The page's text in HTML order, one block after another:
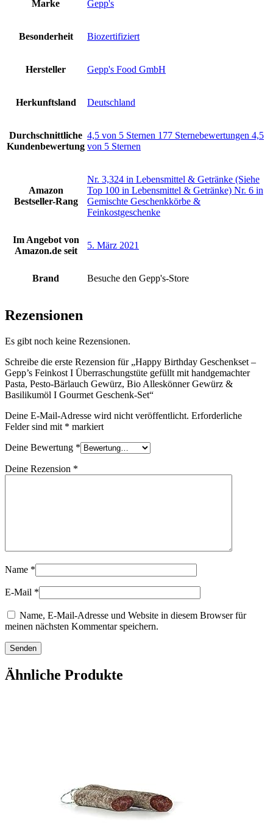
Marke ‎Gepp's
Besonderheit ‎Biozertifiziert
Hersteller ‎Gepp's Food GmbH
Herkunftsland ‎Deutschland
Durchschnittliche
Kundenbewertung
4,5 von 5 Sternen 177 Sternebewertungen 4,5
von 5 Sternen
Amazon
Bestseller-Rang
Nr. 3,324 in Lebensmittel & Getränke (Siehe
Top 100 in Lebensmittel & Getränke) Nr. 6 in
Gemischte Geschenkkörbe &
Feinkostgeschenke
Im Angebot von
Amazon.de seit
5. März 2021
Brand Besuche den Gepp's-Store
Rezensionen
Es gibt noch keine Rezensionen.
Schreibe die erste Rezension für „Happy Birthday Geschenkset –
Gepp’s Feinkost I Überraschungstüte gefüllt mit handgemachter
Pasta, Pesto-Bärlauch Gewürz, Bio Alleskönner Gewürz &
Basilikumöl I Gourmet Geschenk-Set“
Deine E-Mail-Adresse wird nicht veröffentlicht. Erforderliche
Felder sind mit * markiert
Deine Bewertung *
Deine Rezension *
Name *
E-Mail *
Name, E-Mail-Adresse und Website in diesem Browser für
meinen nächsten Kommentar speichern.
Ähnliche Produkte